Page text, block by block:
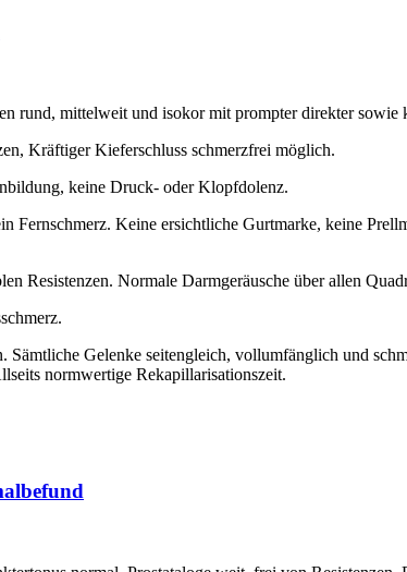
rund, mittelweit und isokor mit prompter direkter
Kräftiger Kieferschluss schmerzfrei möglich.
keine Druck- oder Klopfdolenz.
Fernschmerz. Keine ersichtliche Gurtmarke, keine
Resistenzen. Normale Darmgeräusche über allen
Sämtliche Gelenke seitengleich, vollumfänglich und
normwertige Rekapillarisationszeit.